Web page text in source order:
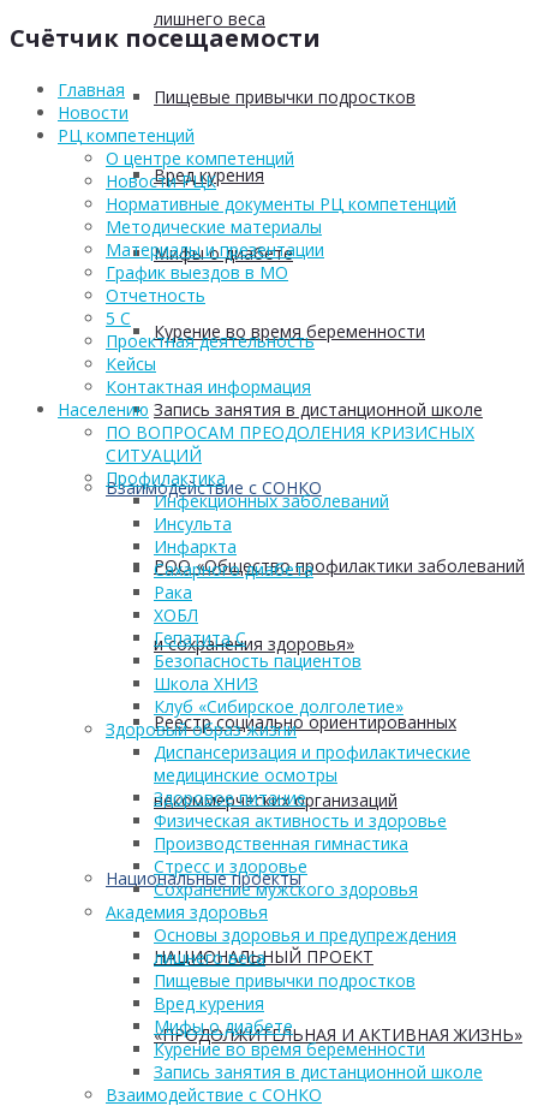
лишнего веса
Пищевые привычки подростков
Вред курения
Мифы о диабете
Курение во время беременности
Запись занятия в дистанционной школе
Взаимодействие с СОНКО
РОО «Общество профилактики заболеваний
и сохранения здоровья»
Реестр социально ориентированных
некоммерческих организаций
Национальные проекты
НАЦИОНАЛЬНЫЙ ПРОЕКТ
«ПРОДОЛЖИТЕЛЬНАЯ И АКТИВНАЯ ЖИЗНЬ»
Счётчик посещаемости
Главная
Новости
РЦ компетенций
О центре компетенций
Новости РЦК
Нормативные документы РЦ компетенций
Методические материалы
Материалы и презентации
График выездов в МО
Отчетность
5 С
Проектная деятельность
Кейсы
Контактная информация
Населению
ПО ВОПРОСАМ ПРЕОДОЛЕНИЯ КРИЗИСНЫХ
СИТУАЦИЙ
Профилактика
Инфекционных заболеваний
Инсульта
Инфаркта
Сахарного диабета
Рака
ХОБЛ
Гепатита С
Безопасность пациентов
Школа ХНИЗ
Клуб «Сибирское долголетие»
Здоровый образ жизни
Диспансеризация и профилактические
медицинские осмотры
Здоровое питание
Физическая активность и здоровье
Производственная гимнастика
Стресс и здоровье
Сохранение мужского здоровья
Академия здоровья
Основы здоровья и предупреждения
лишнего веса
Пищевые привычки подростков
Вред курения
Мифы о диабете
Курение во время беременности
Запись занятия в дистанционной школе
Взаимодействие с СОНКО